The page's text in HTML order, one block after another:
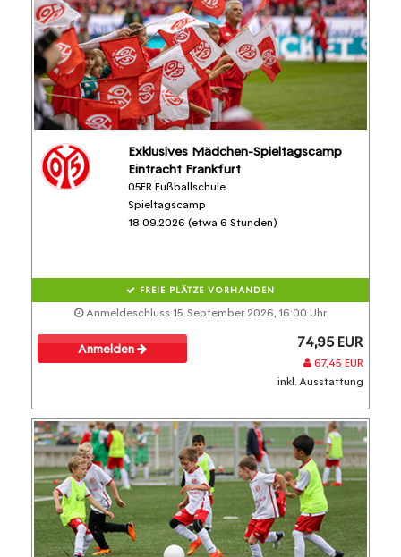
Exklusives Mädchen-Spieltagscamp
Eintracht Frankfurt
05ER Fußballschule
Spieltagscamp
18.09.2026 (etwa 6 Stunden)
FREIE PLÄTZE VORHANDEN
Anmeldeschluss 15. September 2026, 16:00 Uhr
Anmelden 74,95 EUR
67,45 EUR
inkl. Ausstattung